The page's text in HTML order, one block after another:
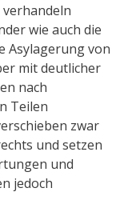
wie auch die
Asylagerung von
mit deutlicher
nach
Teilen
zwar
und setzen
und
jedoch